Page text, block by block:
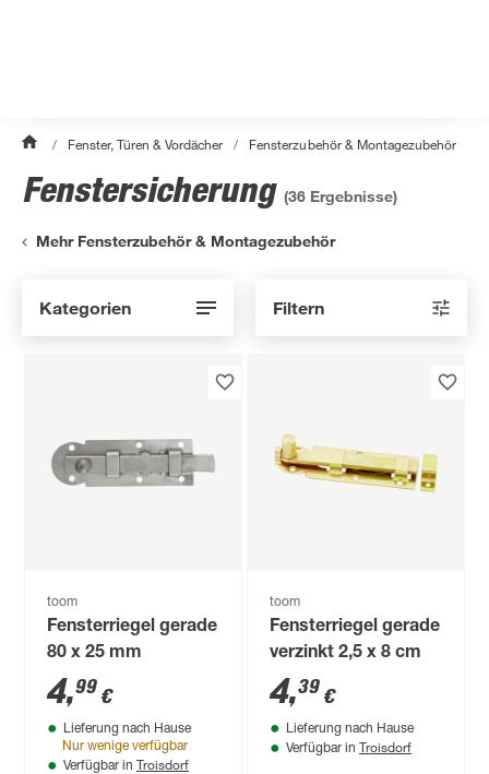
/ Fenster, Türen & Vordächer / Fensterzubehör & Montagezubehör
Fenstersicherung (36 Ergebnisse)
Mehr Fensterzubehör & Montagezubehör
Kategorien Filtern
toom
Fensterriegel gerade
80 x 25 mm
4,99 €
Lieferung nach Hause
Nur wenige verfügbar
Verfügbar in Troisdorf
toom
Fensterriegel gerade
verzinkt 2,5 x 8 cm
4,39 €
Lieferung nach Hause
Verfügbar in Troisdorf